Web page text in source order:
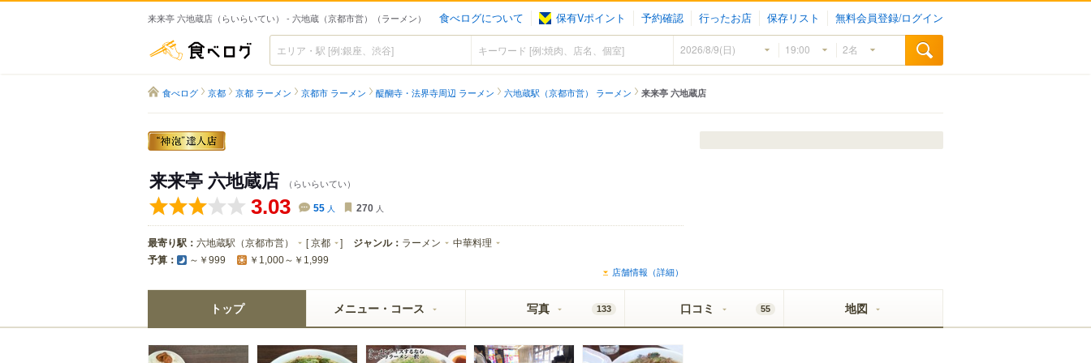
来来亭 六地蔵店（らいらいてい） - 六地蔵（京都市営）（ラーメン） 食べログについて 保有Vポイント 予約確認 行ったお店 保存リスト 無料会員登録/ログイン
食べログ
食べログ 京都 京都 ラーメン 京都市 ラーメン 醍醐寺・法界寺周辺 ラーメン 六地蔵駅（京都市営） ラーメン 来来亭 六地蔵店
来来亭 六地蔵店 （らいらいてい）
3.03 55 人 270 人
最寄り駅： 六地蔵駅（京都市営） [京都 ] ジャンル： ラーメン 中華料理
予算： ～￥999 ￥1,000～￥1,999
店舗情報（詳細）
トップ メニュー・コース 写真 133 口コミ 55 地図